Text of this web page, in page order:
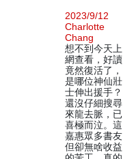
2023/9/12
Charlotte
Chang
想不到今天上
網查看，好讀
竟然復活了，
是哪位神仙壯
士伸出援手？
還沒仔細搜尋
來龍去脈，已
喜極而泣。這
嘉惠眾多書友
但卻無啥收益